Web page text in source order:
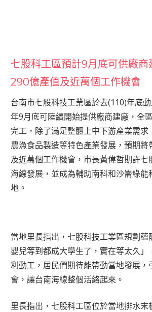
七股科工區預計9月底可供廠商
290億產值及近萬個工作機會
台南市七股科技工業區於去(110)年底
年9月底可陸續開始提供廠商建廠，全
完工，除了滿足整體上中下游產業需求
農漁食品製造等特色產業發展，預期將
及近萬個工作機會，市長黃偉哲期許七
海線發展，並成為輔助南科和沙崙綠能
地。
當地里長指出，七股科技工業區規劃
嬰兒等到都成大學生了，實在等太久」
利動工，居民們期待能帶動當地發展，
會，讓台南海線整個活絡起來。
里長指出，七股科工區位於當地排水末